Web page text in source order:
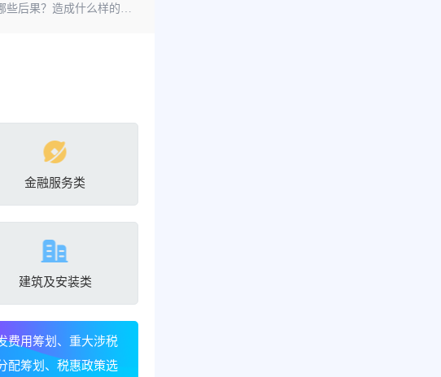
果？造成什么样的后果？
金融服务类
建筑及安装类
费用筹划、重大涉税
配筹划、税惠政策选